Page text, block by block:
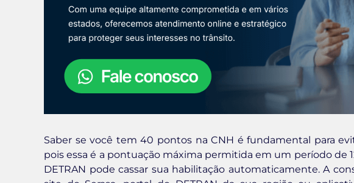
Saber se você tem 40 pontos na CNH é fundamental para
pois essa é a pontuação máxima permitida em um período de
DETRAN pode cassar sua habilitação automaticamente. A